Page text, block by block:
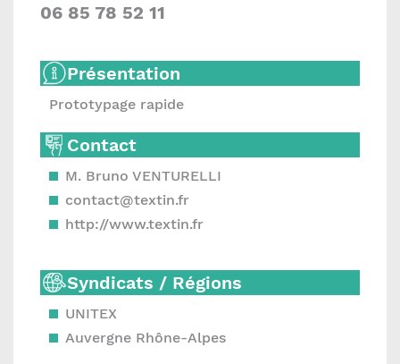
06 85 78 52 11
Présentation
Prototypage rapide
Contact
M. Bruno VENTURELLI
contact@textin.fr
http://www.textin.fr
Syndicats / Régions
UNITEX
Auvergne Rhône-Alpes